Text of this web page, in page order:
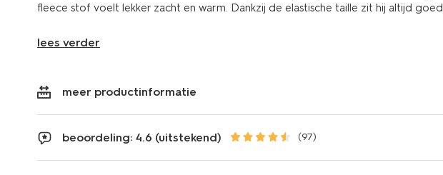
fleece stof voelt lekker zacht en warm. Dankzij de elastische taille zit hij altijd goed.
lees verder
meer productinformatie
beoordeling: 4.6 (uitstekend) (97)